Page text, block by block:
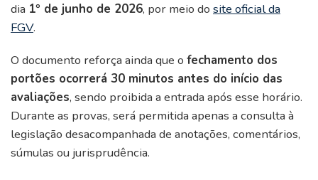
dia 1º de junho de 2026, por meio do site oficial da
FGV.
O documento reforça ainda que o fechamento dos
portões ocorrerá 30 minutos antes do início das
avaliações, sendo proibida a entrada após esse horário.
Durante as provas, será permitida apenas a consulta à
legislação desacompanhada de anotações, comentários,
súmulas ou jurisprudência.